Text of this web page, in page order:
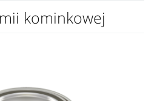
kominkowej